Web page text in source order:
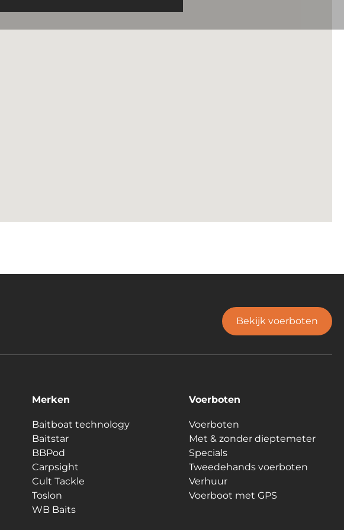
Bekijk voerboten
Merken
Baitboat technology
Baitstar
BBPod
Carpsight
Cult Tackle
Toslon
WB Baits
Voerboten
Voerboten
Met & zonder dieptemeter
Specials
Tweedehands voerboten
Verhuur
Voerboot met GPS